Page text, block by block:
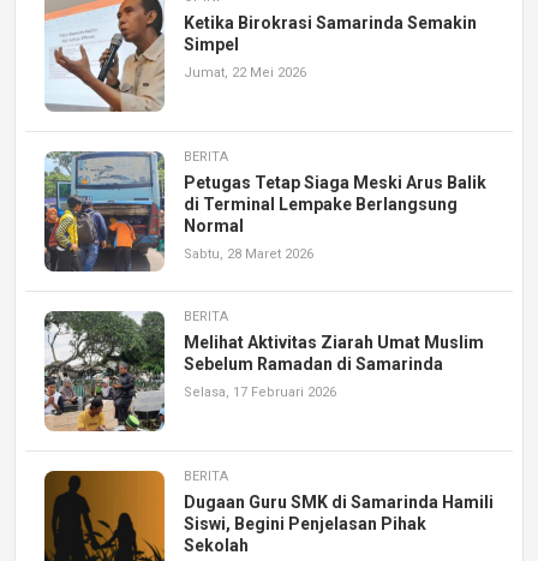
Ketika Birokrasi Samarinda Semakin
Simpel
Jumat, 22 Mei 2026
BERITA
Petugas Tetap Siaga Meski Arus Balik
di Terminal Lempake Berlangsung
Normal
Sabtu, 28 Maret 2026
BERITA
Melihat Aktivitas Ziarah Umat Muslim
Sebelum Ramadan di Samarinda
Selasa, 17 Februari 2026
BERITA
Dugaan Guru SMK di Samarinda Hamili
Siswi, Begini Penjelasan Pihak
Sekolah